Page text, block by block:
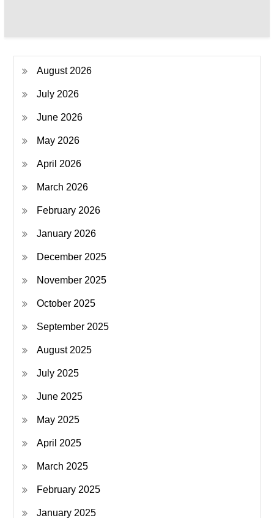
August 2026
July 2026
June 2026
May 2026
April 2026
March 2026
February 2026
January 2026
December 2025
November 2025
October 2025
September 2025
August 2025
July 2025
June 2025
May 2025
April 2025
March 2025
February 2025
January 2025